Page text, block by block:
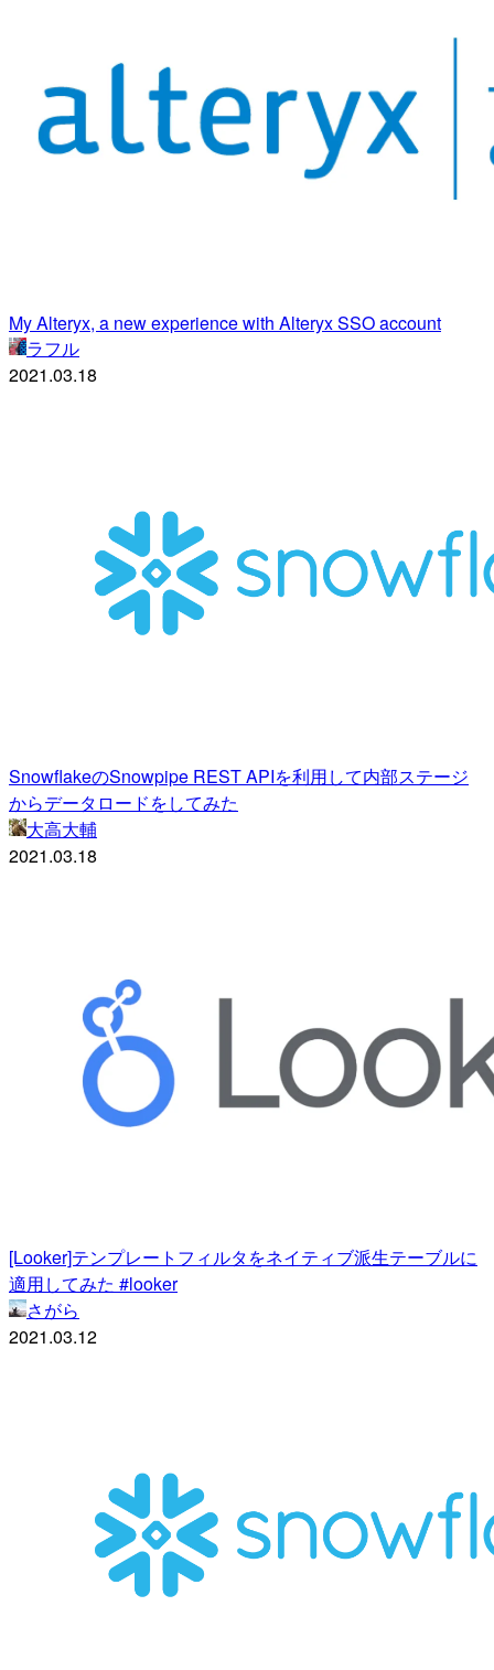
My Alteryx, a new experience with Alteryx SSO account
ラフル
2021.03.18
SnowflakeのSnowpipe REST APIを利用して内部ステージ
からデータロードをしてみた
大高大輔
2021.03.18
[Looker]テンプレートフィルタをネイティブ派生テーブルに
適用してみた #looker
さがら
2021.03.12